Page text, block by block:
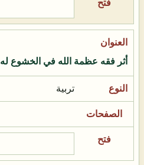
أثر فقه عظمة الله في الخشوع له
تربية